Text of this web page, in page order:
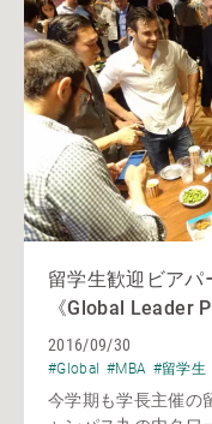
留学生歓迎ビアパ
《Global Leader
2016/09/30
#Global #MBA #留学生
今学期も学長主催の